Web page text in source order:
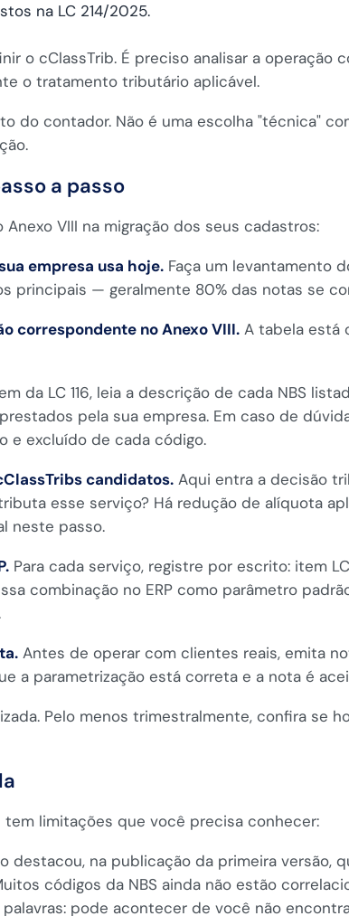
na LC 214/2025.
o cClassTrib. É preciso analisar a operação
o tratamento tributário aplicável.
do contador. Não é uma escolha "técnica"
a passo
VIII na migração dos seus cadastros:
empresa usa hoje. Faça um levantamento
principais — geralmente 80% das notas se
correspondente no Anexo VIII. A tabela está
da LC 116, leia a descrição de cada NBS
pela sua empresa. Em caso de
e excluído de cada código.
candidatos. Aqui entra a decisão
esse serviço? Há redução de alíquota
neste passo.
Para cada serviço, registre por escrito: item
combinação no ERP como parâmetro
Antes de operar com clientes reais, emita
a parametrização está correta e a nota é
Pelo menos trimestralmente, confira se
tem limitações que você precisa conhecer:
destacou, na publicação da primeira versão,
códigos da NBS ainda não estão
pode acontecer de você não